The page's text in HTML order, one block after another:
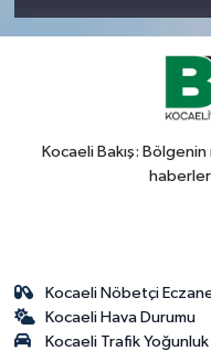
Kocaeli Bakış:
Kocaeli Nöbetçi
Kocaeli Hava Durumu
Kocaeli Trafik Yoğunluk